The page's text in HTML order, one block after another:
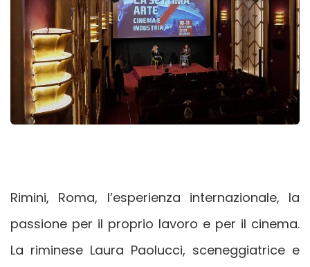
Rimini, Roma, l’esperienza internazionale, la
passione per il proprio lavoro e per il cinema.
La riminese Laura Paolucci, sceneggiatrice e